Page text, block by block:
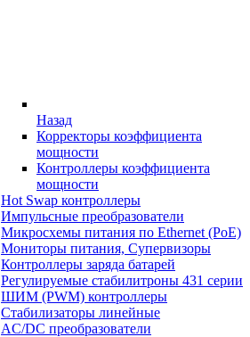
Назад
Корректоры коэффициента
мощности
Контроллеры коэффициента
мощности
Hot Swap контроллеры
Импульсные преобразователи
Микросхемы питания по Ethernet (PoE)
Мониторы питания, Супервизоры
Контроллеры заряда батарей
Регулируемые стабилитроны 431 серии
ШИМ (PWM) контроллеры
Стабилизаторы линейные
AC/DC преобразователи